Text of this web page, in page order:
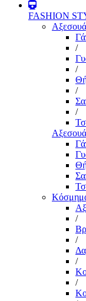
FASHION
/
/
/
/
/
/
/
/